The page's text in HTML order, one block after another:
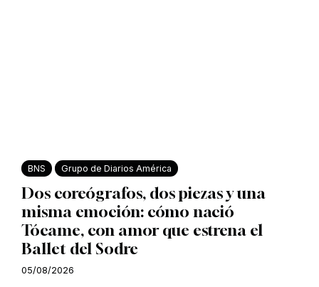
BNS Grupo de Diarios América
Dos coreógrafos, dos piezas y una
misma emoción: cómo nació
Tócame, con amor que estrena el
Ballet del Sodre
05/08/2026